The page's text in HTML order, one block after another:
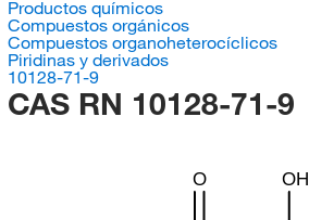
Productos químicos
Compuestos orgánicos
Compuestos organoheterocíclicos
Piridinas y derivados
10128-71-9
CAS RN 10128-71-9
OH
O